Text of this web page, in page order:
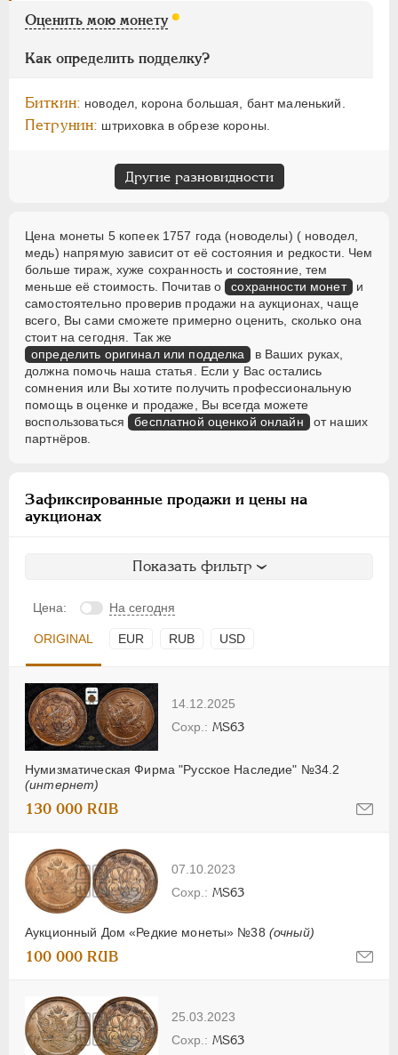
ГМ
Оценить мою монету
Как определить подделку?
Биткин: новодел, корона большая, бант маленький.
Петрунин: штриховка в обрезе короны.
Другие разновидности
Цена монеты 5 копеек 1757 года (новоделы) ( новодел,
медь) напрямую зависит от её состояния и редкости. Чем
больше тираж, хуже сохранность и состояние, тем
меньше её стоимость. Почитав о сохранности монет и
самостоятельно проверив продажи на аукционах, чаще
всего, Вы сами сможете примерно оценить, сколько она
стоит на сегодня. Так же
определить оригинал или подделка
в Ваших руках,
должна помочь наша статья. Если у Вас остались
сомнения или Вы хотите получить профессиональную
помощь в оценке и продаже, Вы всегда можете
воспользоваться бесплатной оценкой онлайн от наших
партнёров.
Зафиксированные продажи и цены на
аукционах
Показать фильтр
Цена: На сегодня
ORIGINAL EUR RUB USD
14.12.2025
Нумизматическая Фирма "Русское Наследие" №34.2
(интернет)
MS63
130 000 RUB
07.10.2023
Аукционный Дом «Редкие монеты» №38 (очный)
MS63
100 000 RUB
25.03.2023
MS63
1917-1918
ИНОСТРАННЫЕ 1768-1918